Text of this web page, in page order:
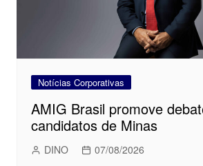
Notícias Corporativas
AMIG Brasil promove
candidatos de Minas
DINO 07/08/2026